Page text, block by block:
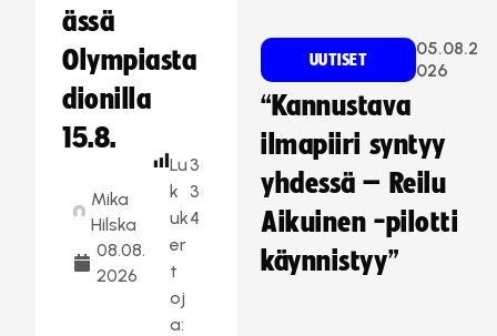
ässä
Olympiasta
dionilla
15.8.
Mika
Hilska
08.08.
2026
Lu
k
uk
er
t
oj
a:
3
3
4
UUTISET
05.08.2
026
“Kannustava
ilmapiiri syntyy
yhdessä – Reilu
Aikuinen -pilotti
käynnistyy”